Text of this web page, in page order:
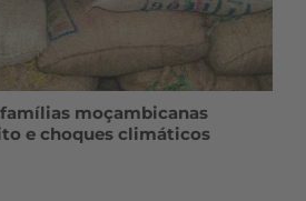
moçambicanas
e choques climáticos